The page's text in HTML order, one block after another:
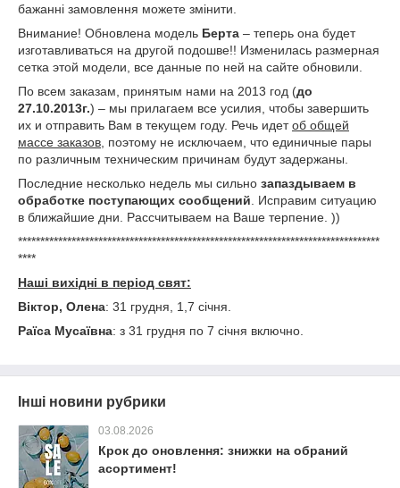
бажанні замовлення можете змінити.
Внимание! Обновлена модель Берта – теперь она будет
изготавливаться на другой подошве!! Изменилась размерная
сетка этой модели, все данные по ней на сайте обновили.
По всем заказам, принятым нами на 2013 год (до
27.10.2013г.) – мы прилагаем все усилия, чтобы завершить
их и отправить Вам в текущем году. Речь идетоб общей
массе заказов , поэтому не исключаем, что единичные пары
по различным техническим причинам будут задержаны.
Последние несколько недель мы сильно запаздываем в
обработке поступающих сообщений . Исправим ситуацию
в ближайшие дни. Рассчитываем на Ваше терпение. ))
*********************************************************************************
****
Наші вихідні в період свят:
Віктор, Олена: 31 грудня, 1,7 січня.
Раїса Мусаївна: з 31 грудня по 7 січня включно.
Інші новини рубрики
03.08.2026
Крок до оновлення: знижки на обраний
асортимент!